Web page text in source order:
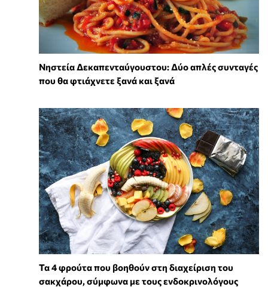
Νηστεία Δεκαπενταύγουστου: Δύο απλές συνταγές
που θα φτιάχνετε ξανά και ξανά
Τα 4 φρούτα που βοηθούν στη διαχείριση του
σακχάρου, σύμφωνα με τους ενδοκρινολόγους